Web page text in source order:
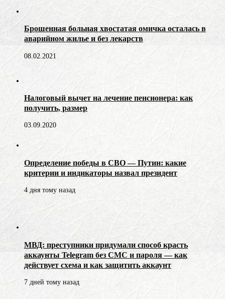
Брошенная больная хвостатая омичка осталась в
аварийном жилье и без лекарств
08.02.2021
Налоговый вычет на лечение пенсионера: как
получить, размер
03.09.2020
Определение победы в СВО — Путин: какие
критерии и индикаторы назвал президент
4 дня тому назад
МВД: преступники придумали способ красть
аккаунты Telegram без СМС и пароля — как
действует схема и как защитить аккаунт
7 дней тому назад